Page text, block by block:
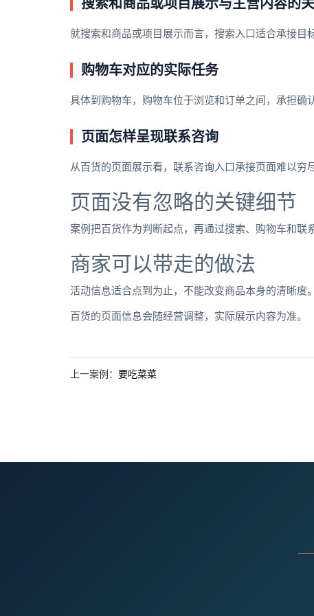
搜索和商品或项目展示与主营内容的
就搜索和商品或项目展示而言，搜索入口适合承接目
购物车对应的实际任务
具体到购物车，购物车位于浏览和订单之间，承担确
页面怎样呈现联系咨询
从百货的页面展示看，联系咨询入口承接页面难以穷
页面没有忽略的关键细节
案例把百货作为判断起点，再通过搜索、购物车和联
商家可以带走的做法
活动信息适合点到为止，不能改变商品本身的清晰度
百货的页面信息会随经营调整，实际展示内容为准。
上一案例： 要吃菜菜